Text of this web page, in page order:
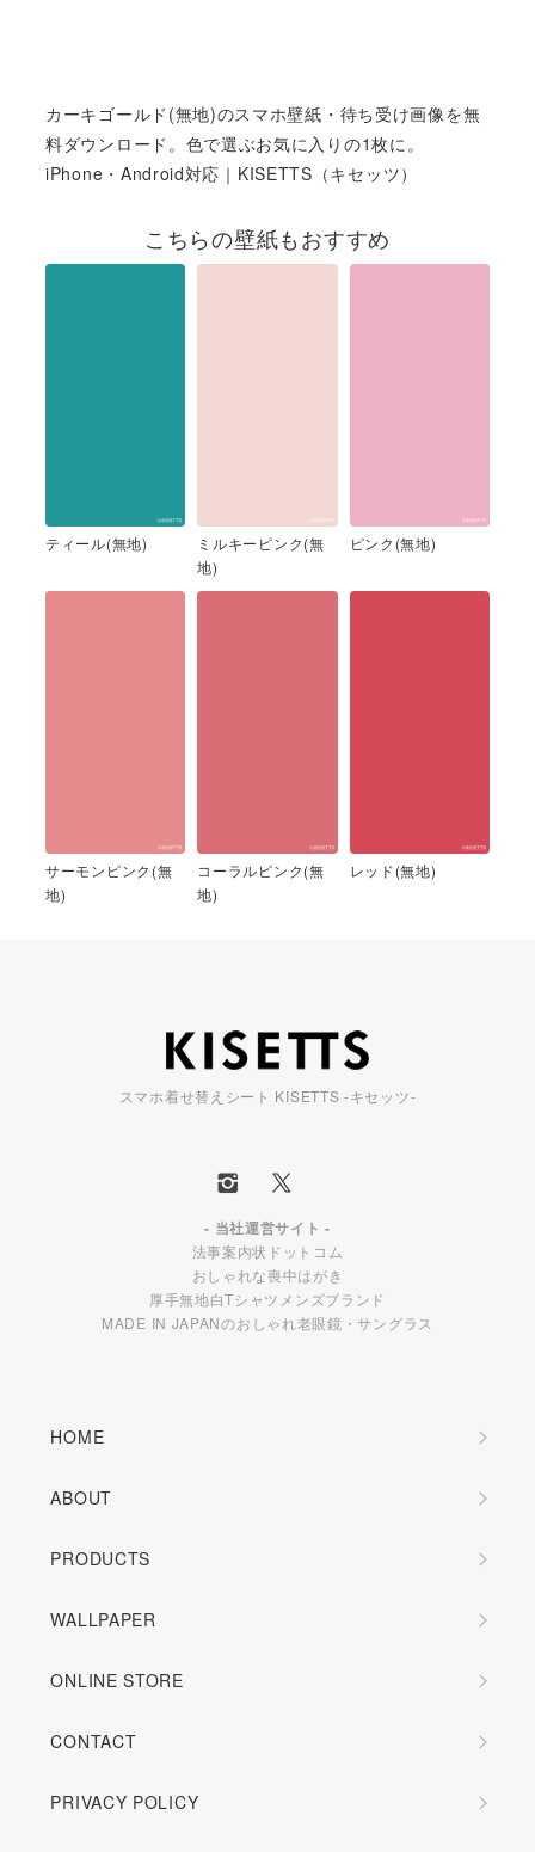
カーキゴールド(無地)のスマホ壁紙・待ち受け画像を無
料ダウンロード。色で選ぶお気に入りの1枚に。
iPhone・Android対応｜KISETTS（キセッツ）
こちらの壁紙もおすすめ
ティール(無地)
ミルキーピンク(無
地)
ピンク(無地)
サーモンピンク(無
地)
コーラルピンク(無
地)
レッド(無地)
スマホ着せ替えシート KISETTS -キセッツ-
- 当社運営サイト -
法事案内状ドットコム
おしゃれな喪中はがき
厚手無地白Tシャツメンズブランド
MADE IN JAPANのおしゃれ老眼鏡・サングラス
HOME
ABOUT
PRODUCTS
WALLPAPER
ONLINE STORE
CONTACT
PRIVACY POLICY